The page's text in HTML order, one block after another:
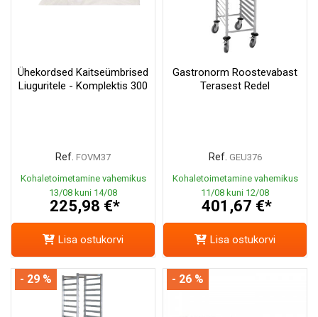
Ühekordsed Kaitseümbrised
Liuguritele - Komplektis 300
Ref. FOVM37
Kohaletoimetamine vahemikus
13/08 kuni 14/08
225,98 €*
Lisa ostukorvi
Gastronorm Roostevabast
Terasest Redel
Ref. GEU376
Kohaletoimetamine vahemikus
11/08 kuni 12/08
401,67 €*
Lisa ostukorvi
- 29 % - 26 %